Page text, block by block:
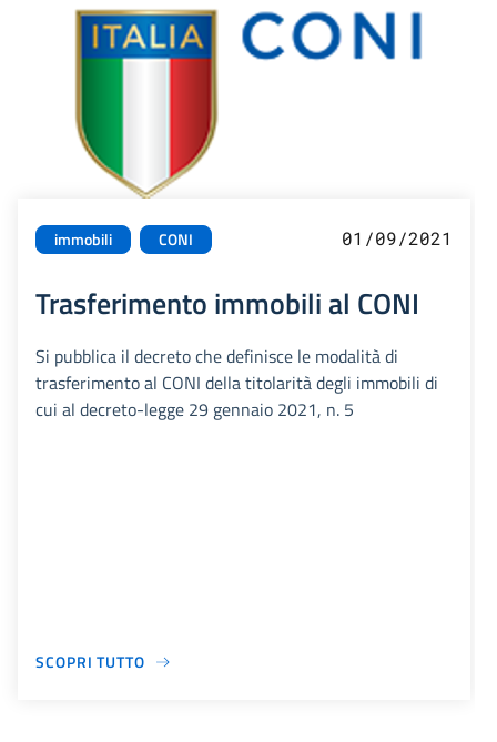
immobili CONI 01/09/2021
Trasferimento immobili al CONI
Si pubblica il decreto che definisce le modalità di
trasferimento al CONI della titolarità degli immobili di
cui al decreto-legge 29 gennaio 2021, n. 5
SCOPRI TUTTO